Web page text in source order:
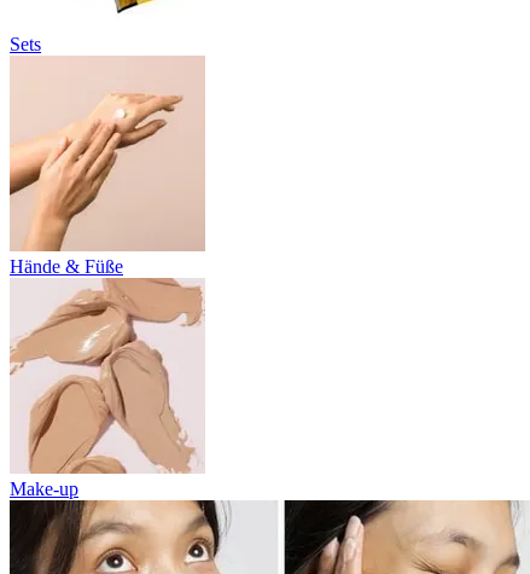
Sets
Hände & Füße
Make-up